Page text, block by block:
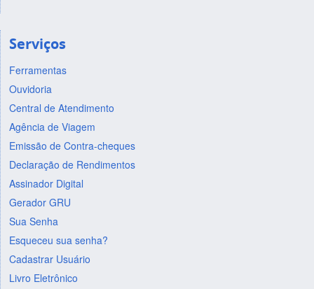
Serviços
Ferramentas
Ouvidoria
Central de Atendimento
Agência de Viagem
Emissão de Contra-cheques
Declaração de Rendimentos
Assinador Digital
Gerador GRU
Sua Senha
Esqueceu sua senha?
Cadastrar Usuário
Livro Eletrônico